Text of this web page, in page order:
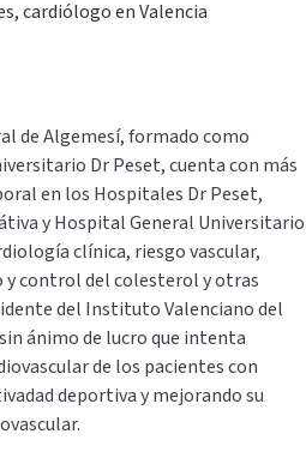
de Algemesí, formado como
Dr Peset, cuenta con más
en los Hospitales Dr Peset,
y Hospital General Universitario
clínica, riesgo vascular,
control del colesterol y otras
del Instituto Valenciano del
ánimo de lucro que intenta
de los pacientes con
deportiva y mejorando su